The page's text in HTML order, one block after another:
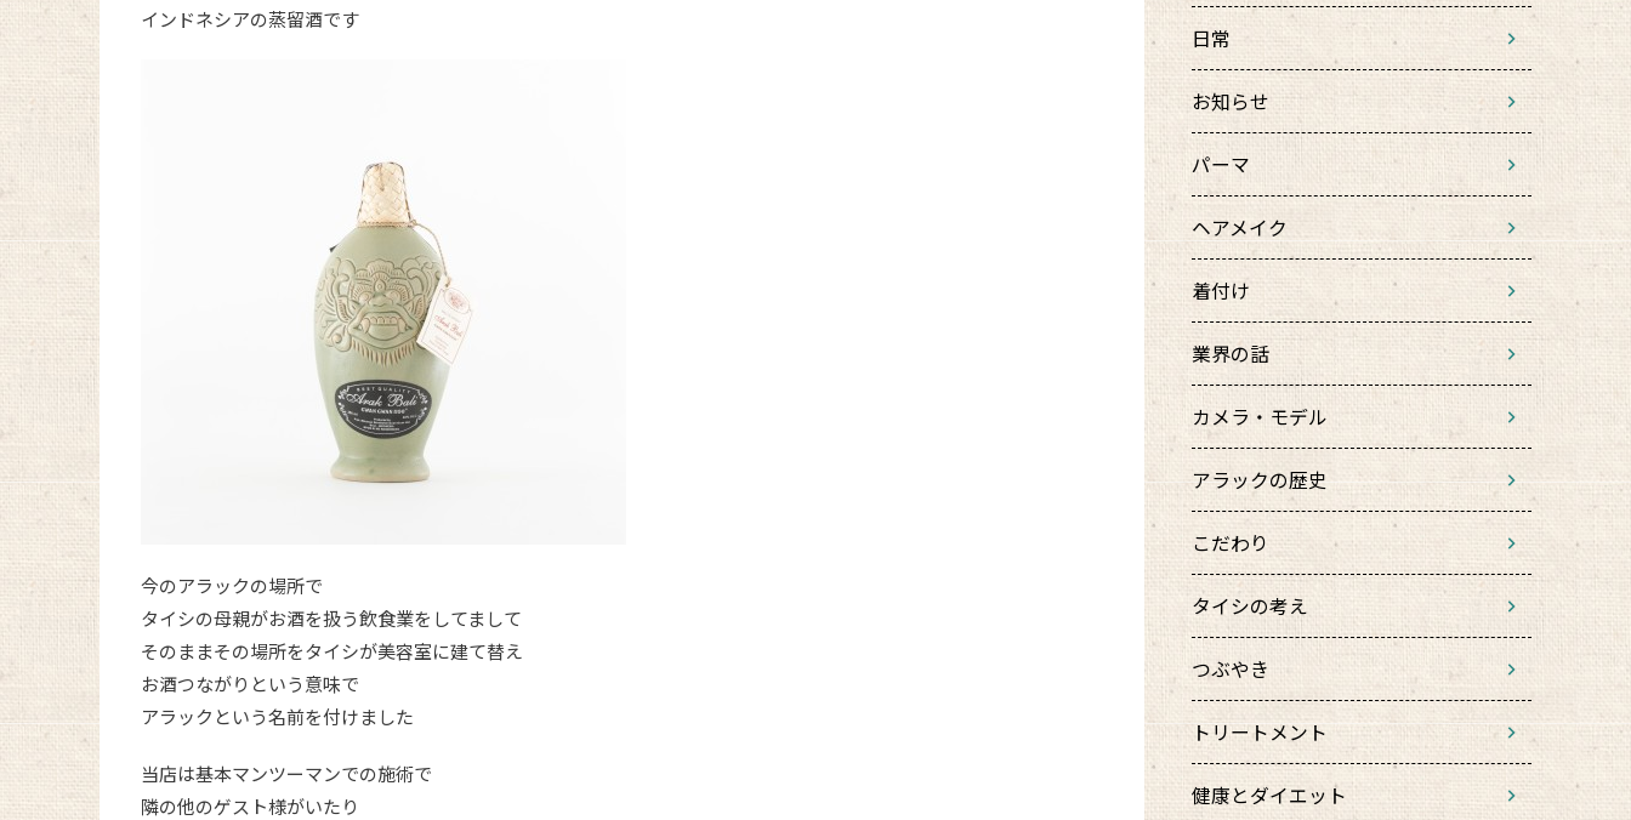
インドネシアの蒸留酒です
今のアラックの場所で
タイシの母親がお酒を扱う飲食業をしてまして
そのままその場所をタイシが美容室に建て替え
お酒つながりという意味で
アラックという名前を付けました
当店は基本マンツーマンでの施術で
隣の他のゲスト様がいたり
日常
お知らせ
パーマ
ヘアメイク
着付け
業界の話
カメラ・モデル
アラックの歴史
こだわり
タイシの考え
つぶやき
トリートメント
健康とダイエット